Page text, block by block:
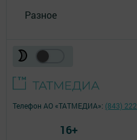
Разное
Телефон АО «ТАТМЕДИА»: (843)
16+